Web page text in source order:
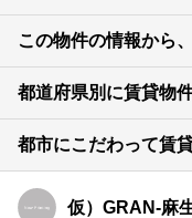
この物件の情報から
都道府県別に賃貸物
都市にこだわって賃
仮）GRAN-麻